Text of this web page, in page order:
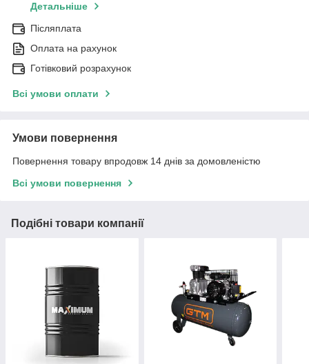
Детальніше
Післяплата
Оплата на рахунок
Готівковий розрахунок
Всі умови оплати
Умови повернення
Повернення товару впродовж 14 днів за домовленістю
Всі умови повернення
Подібні товари компанії